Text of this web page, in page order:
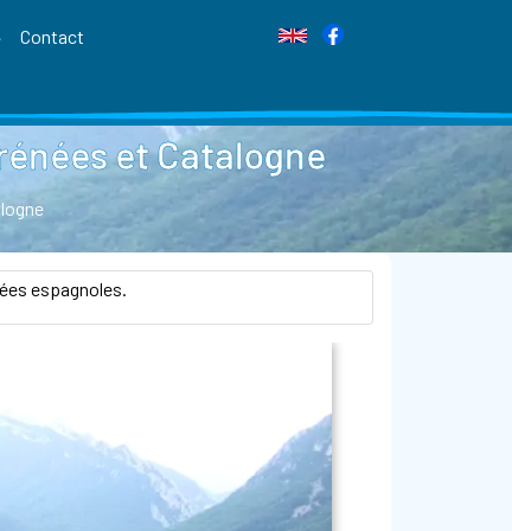
Contact
et Catalogne
espagnoles.